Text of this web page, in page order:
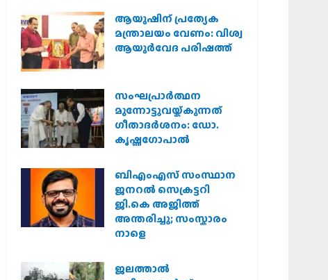
ആയുഷിന് പ്രത്യേക
മന്ത്രാലയം വേണം: വിശ്വ
ആയുര്‍വേദ പരിഷത്ത്
സംഘപ്രാര്‍ത്ഥന
മുന്നോട്ടുവയ്ക്കുന്നത്
ഗീതാദര്‍ശനം: ഡോ.
കൃഷ്ണഗോപാല്‍
ബിഎംഎസ് സംസ്ഥാന
ജനറൽ സെക്രട്ടറി
ജി.കെ അജിത്ത്
അന്തരിച്ചു; സംസ്കാരം
നാളെ
ജലത്താല്‍